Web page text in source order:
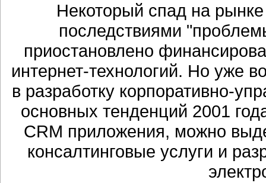
Некоторый спад на
последствиями
приостановлено
интернет-технологий. Но уже
в разработку корпоративно-
основных тенденций 2001
CRM приложения, можно
консалтинговые услуги и